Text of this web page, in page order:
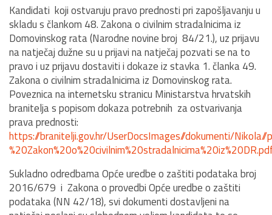
Kandidati koji ostvaruju pravo prednosti pri zapošljavanju u
skladu s člankom 48. Zakona o civilnim stradalnicima iz
Domovinskog rata (Narodne novine broj 84/21.), uz prijavu
na natječaj dužne su u prijavi na natječaj pozvati se na to
pravo i uz prijavu dostaviti i dokaze iz stavka 1. članka 49.
Zakona o civilnim stradalnicima iz Domovinskog rata.
Poveznica na internetsku stranicu Ministarstva hrvatskih
branitelja s popisom dokaza potrebnih za ostvarivanja
prava prednosti:
https://branitelji.gov.hr/UserDocsImages//dokumenti/Nikola//
Sukladno odredbama Opće uredbe o zaštiti podataka broj
2016/679 i Zakona o provedbi Opće uredbe o zaštiti
podataka (NN 42/18), svi dokumenti dostavljeni na